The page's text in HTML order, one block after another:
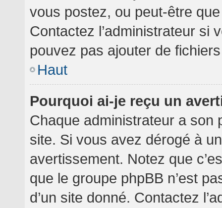
vous postez, ou peut-être
Contactez l’administrateur si
pouvez pas ajouter de
Haut
Pourquoi ai-je reçu un
Chaque administrateur a son
site. Si vous avez dérogé à
avertissement. Notez que
que le groupe phpBB n’est
d’un site donné. Contactez